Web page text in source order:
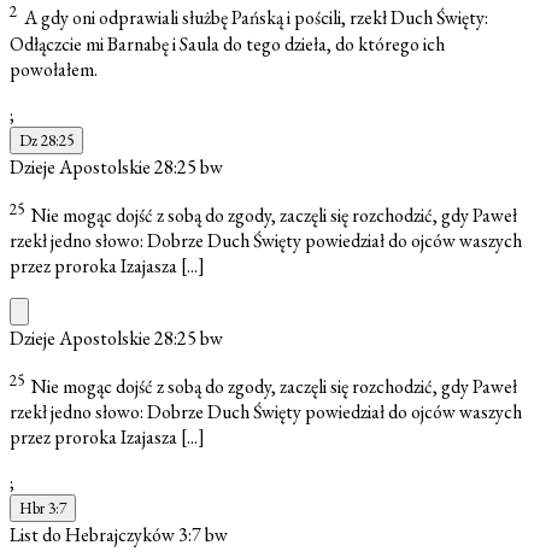
2 A gdy oni odprawiali służbę Pańską i pościli, rzekł Duch Święty:
Odłączcie mi Barnabę i Saula do tego dzieła, do którego ich
powołałem.
;
Dz 28:25
Dzieje Apostolskie 28:25bw
25 Nie mogąc dojść z sobą do zgody, zaczęli się rozchodzić, gdy Paweł
rzekł jedno słowo: Dobrze Duch Święty powiedział do ojców waszych
przez proroka Izajasza[...]
Dzieje Apostolskie 28:25bw
25 Nie mogąc dojść z sobą do zgody, zaczęli się rozchodzić, gdy Paweł
rzekł jedno słowo: Dobrze Duch Święty powiedział do ojców waszych
przez proroka Izajasza[...]
;
Hbr 3:7
List do Hebrajczyków 3:7bw